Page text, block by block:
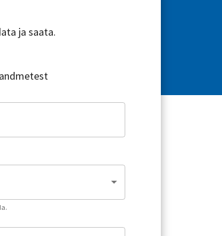
ja saata.